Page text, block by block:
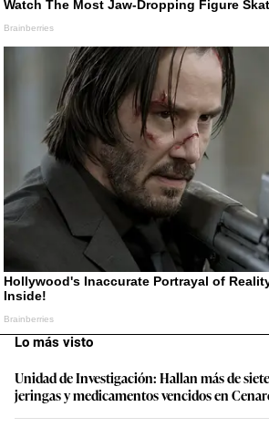
Lo más visto
Unidad de Investigación: Hallan más de
jeringas y medicamentos vencidos en